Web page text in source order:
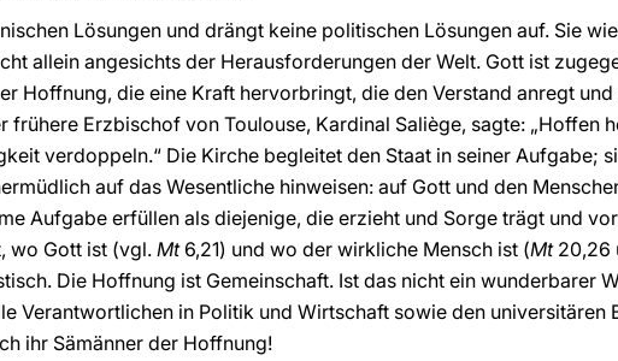
Lösungen und drängt keine politischen Lösungen auf. Sie
allein angesichts der Herausforderungen der Welt. Gott ist
Hoffnung, die eine Kraft hervorbringt, die den Verstand anregt
frühere Erzbischof von Toulouse, Kardinal Saliège, sagte: „Hoffen
verdoppeln.“ Die Kirche begleitet den Staat in seiner Aufgabe;
auf das Wesentliche hinweisen: auf Gott und den
Aufgabe erfüllen als diejenige, die erzieht und Sorge trägt und
wo Gott ist (vgl.Mt6,21) und wo der wirkliche Mensch ist (Mt20,26
Die Hoffnung ist Gemeinschaft. Ist das nicht ein wunderbarer
Verantwortlichen in Politik und Wirtschaft sowie den universitären
ihr Sämänner der Hoffnung!